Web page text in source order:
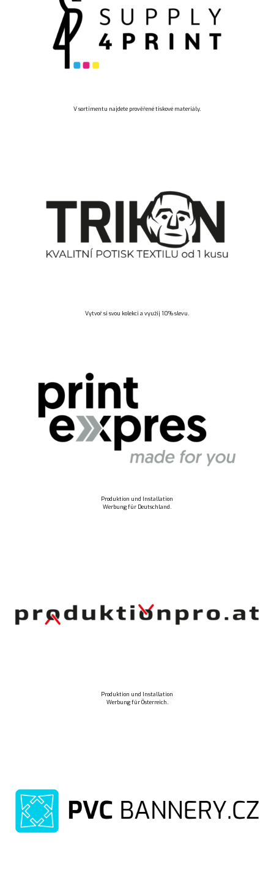
V sortimentu najdete prověřené tiskové materiály.
Vytvoř si svou kolekci a využij 10% slevu.
Produktion und Installation
Werbung für Deutschland.
Produktion und Installation
Werbung für Österreich.